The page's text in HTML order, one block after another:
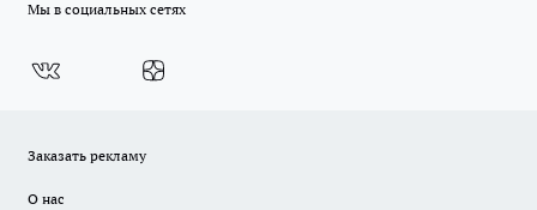
Мы в социальных сетях
Заказать рекламу
О нас